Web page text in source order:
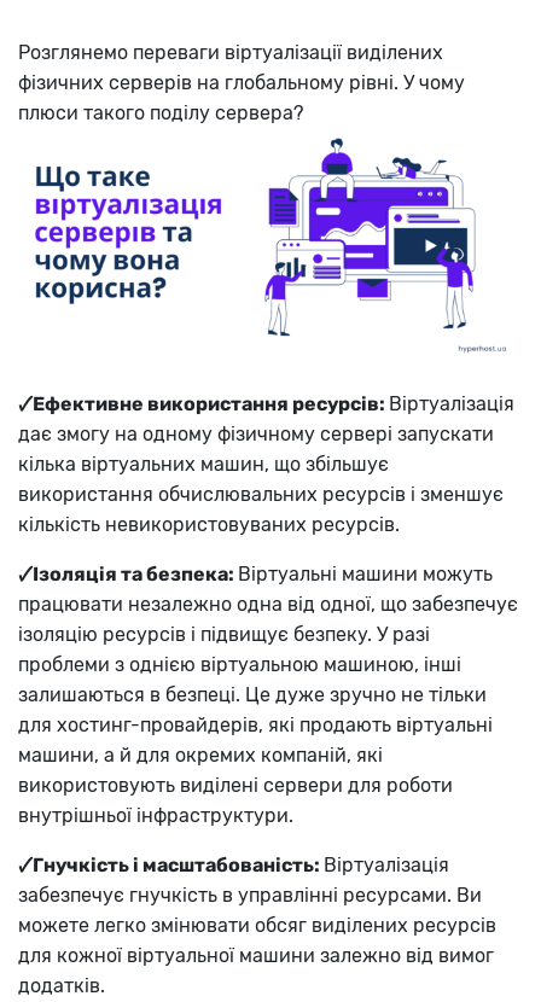
Розглянемо переваги віртуалізації виділених
фізичних серверів на глобальному рівні. У чому
плюси такого поділу сервера?
🗸Ефективне використання ресурсів: Віртуалізація
дає змогу на одному фізичному сервері запускати
кілька віртуальних машин, що збільшує
використання обчислювальних ресурсів і зменшує
кількість невикористовуваних ресурсів.
🗸Ізоляція та безпека: Віртуальні машини можуть
працювати незалежно одна від одної, що забезпечує
ізоляцію ресурсів і підвищує безпеку. У разі
проблеми з однією віртуальною машиною, інші
залишаються в безпеці. Це дуже зручно не тільки
для хостинг-провайдерів, які продають віртуальні
машини, а й для окремих компаній, які
використовують виділені сервери для роботи
внутрішньої інфраструктури.
🗸Гнучкість і масштабованість: Віртуалізація
забезпечує гнучкість в управлінні ресурсами. Ви
можете легко змінювати обсяг виділених ресурсів
для кожної віртуальної машини залежно від вимог
додатків.